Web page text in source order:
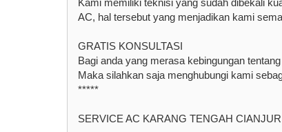
Kami memiliki teknisi yang sudah dibekali
AC, hal tersebut yang menjadikan kami
GRATIS KONSULTASI
Bagi anda yang merasa kebingungan
Maka silahkan saja menghubungi kami
*****
SERVICE AC KARANG TENGAH CIANJUR